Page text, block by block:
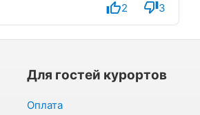
2 3
Для гостей курортов
Оплата